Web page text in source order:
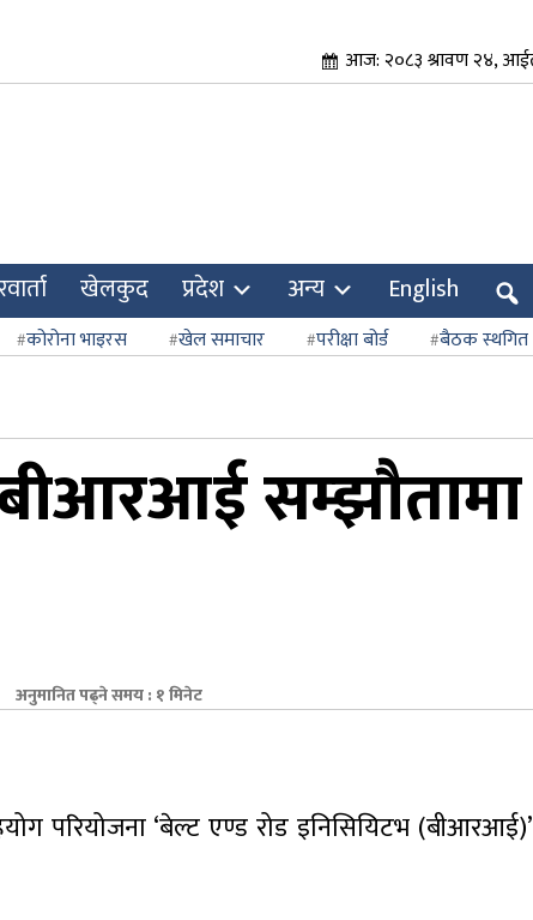
आज: २०८३ श्रावण २४,
खेलकुद प्रदेश अन्य English
कोरोना भाइरस खेल समाचार परीक्षा बोर्ड बैठक स्थगित
: बीआरआई
अनुमानित पढ्ने समय : १ मिनेट
परियोजना ‘बेल्ट एण्ड रोड इनिसियिटभ (बीआरआई)’